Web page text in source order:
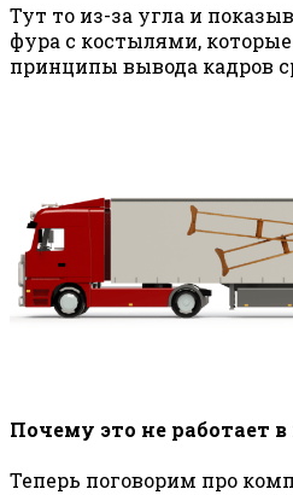
Тут то из-за угла и
фура с костылями,
принципы вывода кадров
Почему это не работает
Теперь поговорим про